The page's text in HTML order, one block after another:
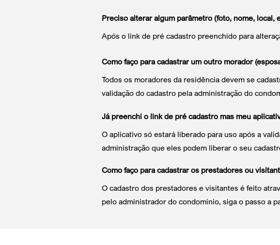
Preciso alterar algum parâmetro (foto, nome,
Após o link de pré cadastro preenchido para
Como faço para cadastrar um outro morador
Todos os moradores da residência devem se
validação do cadastro pela administração do
Já preenchi o link de pré cadastro mas meu
O aplicativo só estará liberado para uso após a
administração que eles podem liberar o seu
Como faço para cadastrar os prestadores ou
O cadastro dos prestadores e visitantes é feito
pelo administrador do condomínio, siga o passo a